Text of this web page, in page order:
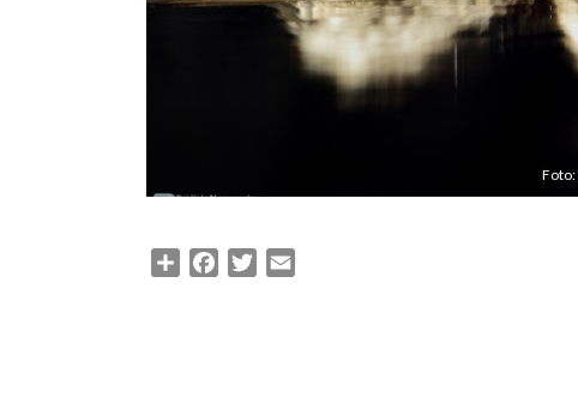
Foto:
Share Facebook
Twitter